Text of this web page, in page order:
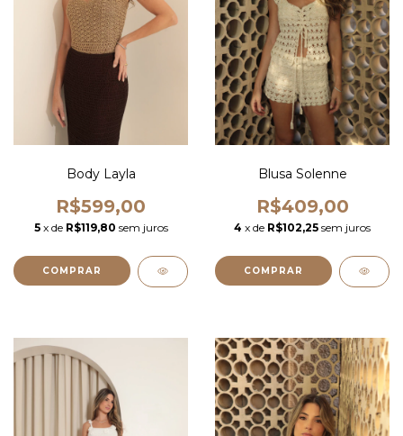
Body Layla
R$599,00
5 x de R$119,80 sem juros
COMPRAR
Blusa Solenne
R$409,00
4 x de R$102,25 sem juros
COMPRAR